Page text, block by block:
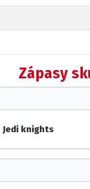
Zápasy
Jedi knights